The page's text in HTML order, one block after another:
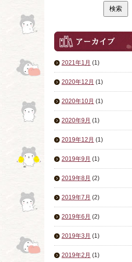
2021年1月 (1)
2020年12月 (1)
2020年10月 (1)
2020年9月 (1)
2019年12月 (1)
2019年9月 (1)
2019年8月 (2)
2019年7月 (2)
2019年6月 (2)
2019年3月 (1)
2019年2月 (1)